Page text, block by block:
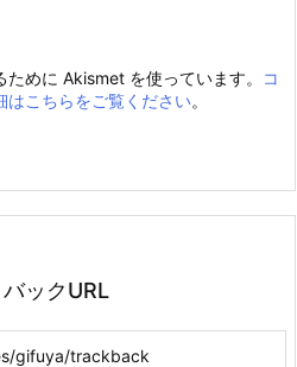
めに Akismet を使っています。
コ
はこちらをご覧ください。
ックURL